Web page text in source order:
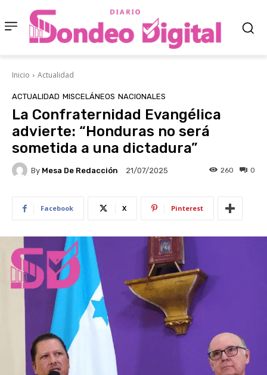
Inicio Actualidad
ACTUALIDAD MISCELÁNEOS NACIONALES
La Confraternidad Evangélica
advierte: “Honduras no será
sometida a una dictadura”
By Mesa De Redacción 21/07/2025 0
260
Facebook X Pinterest